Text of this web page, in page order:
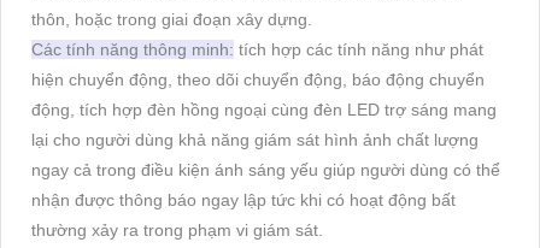
thôn, hoặc trong giai đoạn xây dựng.
Các tính năng thông minh: tích hợp các tính năng như phát
hiện chuyển động, theo dõi chuyển động, báo động chuyển
động, tích hợp đèn hồng ngoại cùng đèn LED trợ sáng mang
lại cho người dùng khả năng giám sát hình ảnh chất lượng
ngay cả trong điều kiện ánh sáng yếu giúp người dùng có thể
nhận được thông báo ngay lập tức khi có hoạt động bất
thường xảy ra trong phạm vi giám sát.